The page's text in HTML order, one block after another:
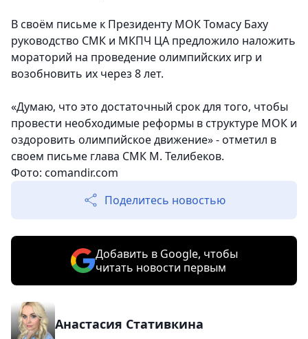
В своём письме к Президенту МОК Томасу Баху
руководство СМК и МКПЧ ЦА предложило наложить
мораторий на проведение олимпийских игр и
возобновить их через 8 лет.
«Думаю, что это достаточный срок для того, чтобы
провести необходимые реформы в структуре МОК и
оздоровить олимпийское движение» - отметил в
своем письме глава СМК М. Телибеков.
Фото: comandir.com
Поделитесь новостью
Добавить в Google, чтобы
читать новости первым
Анастасия Стативкина